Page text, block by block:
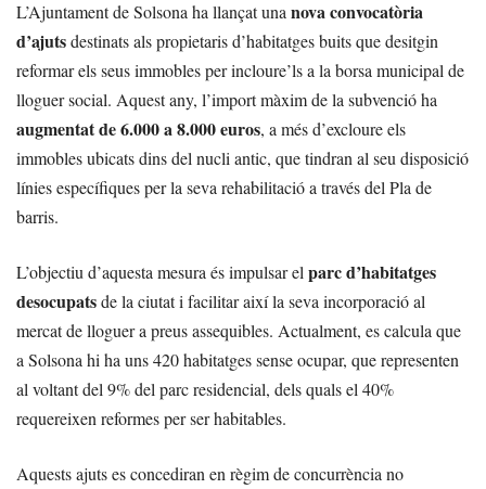
L’Ajuntament de Solsona ha llançat una nova convocatòria
d’ajutsdestinats als propietaris d’habitatges buits que desitgin
reformar els seus immobles per incloure’ls a la borsa municipal de
lloguer social. Aquest any, l’import màxim de la subvenció ha
augmentat de 6.000 a 8.000 euros, a més d’excloure els
immobles ubicats dins del nucli antic, que tindran al seu disposició
línies específiques per la seva rehabilitació a través del Pla de
barris.
L’objectiu d’aquesta mesura és impulsar el parc d’habitatges
desocupatsde la ciutat i facilitar així la seva incorporació al
mercat de lloguer a preus assequibles. Actualment, es calcula que
a Solsona hi ha uns 420 habitatges sense ocupar, que representen
al voltant del 9% del parc residencial, dels quals el 40%
requereixen reformes per ser habitables.
Aquests ajuts es concediran en règim de concurrència no